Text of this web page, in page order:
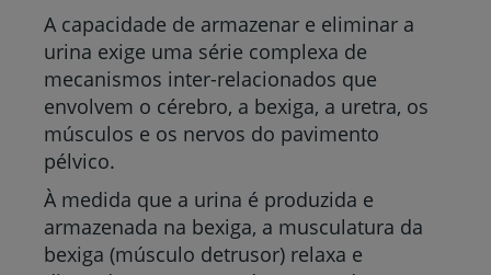
A capacidade de armazenar e eliminar a
urina exige uma série complexa de
mecanismos inter-relacionados que
envolvem o cérebro, a bexiga, a uretra, os
músculos e os nervos do pavimento
pélvico.
À medida que a urina é produzida e
armazenada na bexiga, a musculatura da
bexiga (músculo detrusor) relaxa e